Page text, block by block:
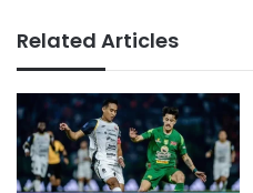
Related Articles